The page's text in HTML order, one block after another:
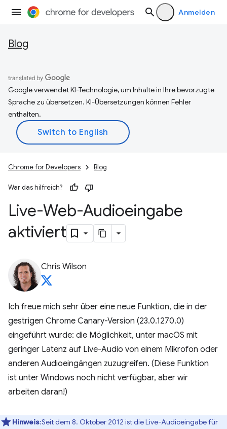
Anmelden
Blog
Google verwendet KI-Technologie, um Inhalte in Ihre bevorzugte
Sprache zu übersetzen. KI-Übersetzungen können Fehler
enthalten.
Chrome for Developers Blog
War das hilfreich?
Live-Web-Audioeingabe
aktiviert
Chris Wilson
Ich freue mich sehr über eine neue Funktion, die in der
gestrigen Chrome Canary-Version (23.0.1270.0)
eingeführt wurde: die Möglichkeit, unter macOS mit
geringer Latenz auf Live-Audio von einem Mikrofon oder
anderen Audioeingängen zuzugreifen. (Diese Funktion
ist unter Windows noch nicht verfügbar, aber wir
arbeiten daran!)
Hinweis:Seit dem 8. Oktober 2012 ist die Live-Audioeingabe für